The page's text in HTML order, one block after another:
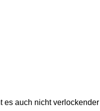
es auch nicht